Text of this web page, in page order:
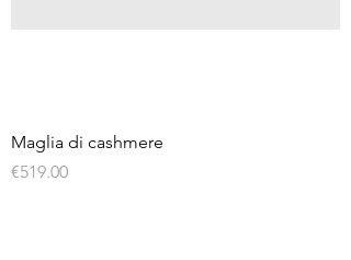
Maglia di cashmere
Price
€519.00